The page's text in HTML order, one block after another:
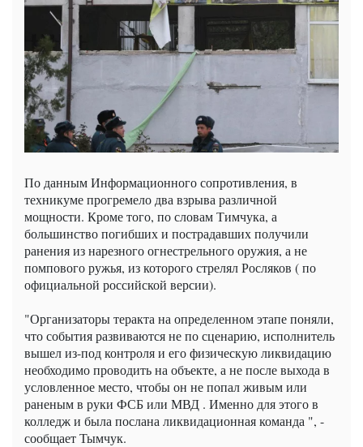
По данным Информационного сопротивления, в
техникуме прогремело два взрыва различной
мощности. Кроме того, по словам Тимчука, а
большинство погибших и пострадавших получили
ранения из нарезного огнестрельного оружия, а не
помпового ружья, из которого стрелял Росляков ( по
официальной российской версии).
"Организаторы теракта на определенном этапе поняли,
что события развиваются не по сценарию, исполнитель
вышел из-под контроля и его физическую ликвидацию
необходимо проводить на объекте, а не после выхода в
условленное место, чтобы он не попал живым или
раненым в руки ФСБ или МВД . Именно для этого в
колледж и была послана ликвидационная команда ", -
сообщает Тымчук.